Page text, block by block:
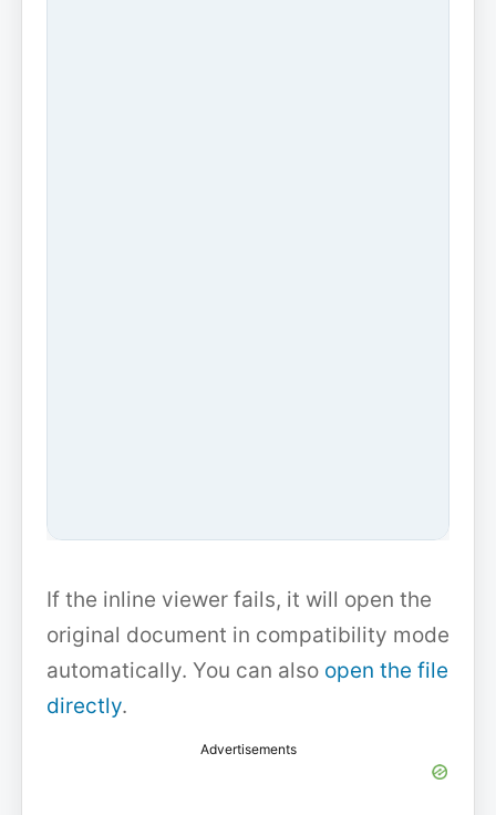
If the inline viewer fails, it will open the
original document in compatibility mode
automatically. You can also open the file
directly.
Advertisements